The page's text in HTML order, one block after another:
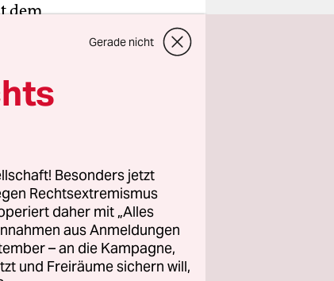
dem
ist
Gerade nicht
Besonders jetzt
Rechtsextremismus
daher mit „Alles
aus Anmeldungen
– an die Kampagne,
und Freiräume sichern will,